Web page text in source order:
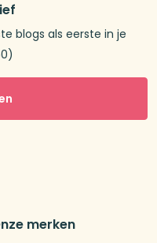
merken
blogs als eerste in je